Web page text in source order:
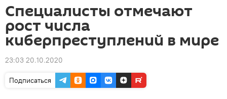
Специалисты отмечают
рост числа
киберпреступлений в мире
23:03 20.10.2020
Подписаться